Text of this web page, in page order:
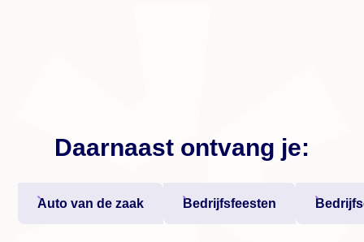
Daarnaast ontvang je:
Auto van de zaak Bedrijfsfeesten